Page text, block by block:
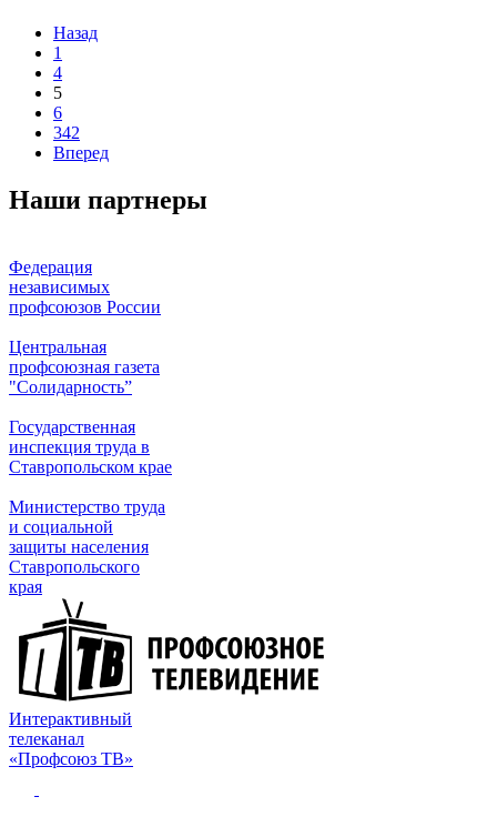
Назад
1
4
5
6
342
Вперед
Наши партнеры
Федерация
независимых
профсоюзов России
Центральная
профсоюзная газета
"Солидарность”
Государственная
инспекция труда в
Ставропольском крае
Министерство труда
и социальной
защиты населения
Ставропольского
края
Интерактивный
телеканал
«Профсоюз ТВ»